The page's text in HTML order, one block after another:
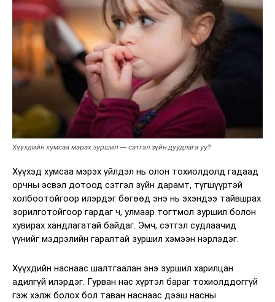
Хүүхдийн хумсаа мэрэх зуршил — сэтгэл зүйн дуудлага уу?
Хүүхэд хумсаа мэрэх үйлдэл нь олон тохиолдолд гадаад
орчны эсвэл дотоод сэтгэл зүйн дарамт, түгшүүртэй
холбоотойгоор илэрдэг бөгөөд энэ нь эхэндээ тайвшрах
зорилготойгоор гардаг ч, улмаар тогтмол зуршил болон
хувирах хандлагатай байдаг. Эмч, сэтгэл судлаачид
үүнийг мэдрэлийн гаралтай зуршил хэмээн нэрлэдэг.
Хүүхдийн наснаас шалтгаалан энэ зуршил харилцан
адилгүй илэрдэг. Гурван нас хүртэл бараг тохиолддоггүй
гэж хэлж болох бол таван наснаас дээш насны